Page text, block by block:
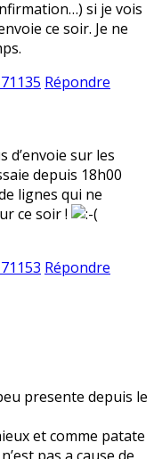
si je vois
ce soir. Je ne
Répondre
d’envoie sur les
depuis 18h00
lignes qui ne
ce soir !
Répondre
presente depuis le
et comme patate